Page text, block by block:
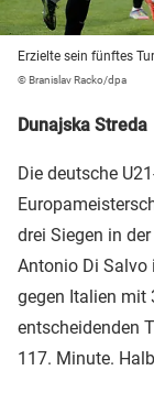
Erzielte sein fünftes
© Branislav Racko/dpa
Dunajska Streda
Die deutsche
drei Siegen in
Antonio Di Salvo
gegen Italien mit
entscheidenden
117. Minute.